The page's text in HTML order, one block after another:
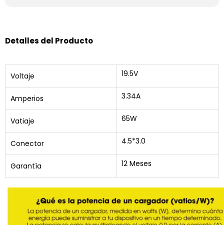
Detalles del Producto
Voltaje 19.5V
Amperios 3.34A
Vatiaje 65W
Conector 4.5*3.0
Garantía 12 Meses